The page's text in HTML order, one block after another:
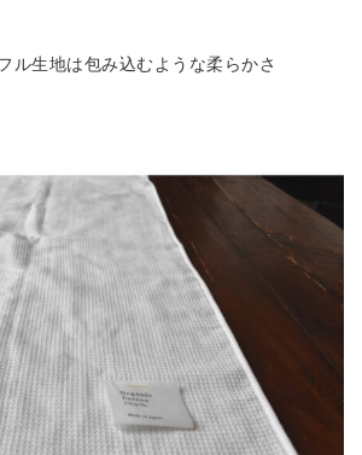
ル生地は包み込むような柔らかさ